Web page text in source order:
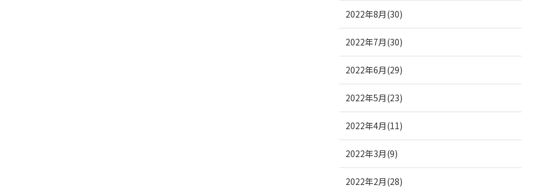
2022年8月(30)
2022年7月(30)
2022年6月(29)
2022年5月(23)
2022年4月(11)
2022年3月(9)
2022年2月(28)